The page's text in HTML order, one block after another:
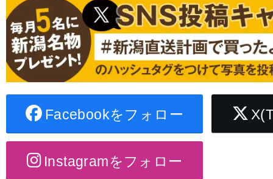
Facebookをフォロー
Instagramをフォロー